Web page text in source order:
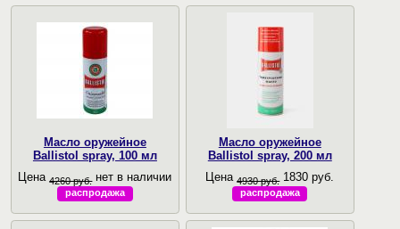
Масло оружейное
Ballistol spray, 100 мл
Цена 4260 руб. нет в наличии
распродажа
Масло оружейное
Ballistol spray, 200 мл
Цена 4930 руб. 1830 руб.
распродажа